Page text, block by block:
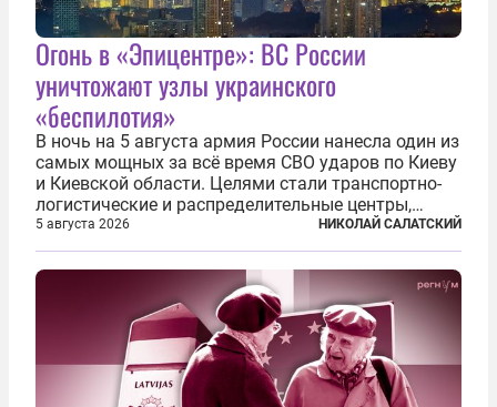
Огонь в «Эпицентре»: ВС России
уничтожают узлы украинского
«беспилотия»
В ночь на 5 августа армия России нанесла один из
самых мощных за всё время СВО ударов по Киеву
и Киевской области. Целями стали транспортно-
логистические и распределительные центры,
которые ВСУ использовали для хранения и
доставки вооружений и грузов военного
назначения. Атака также «накрыла»...
5 августа 2026 НИКОЛАЙ САЛАТСКИЙ